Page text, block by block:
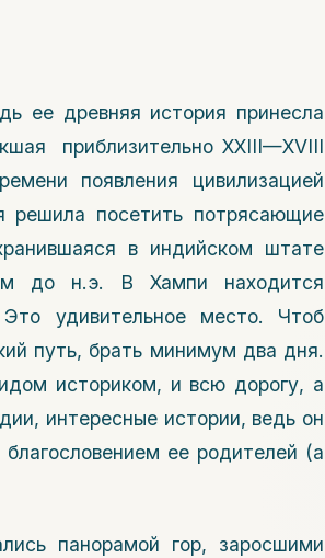
ее древняя история принесла
приблизительно XXIII—XVIII
появления цивилизацией
решила посетить потрясающие
в индийском штате
до н.э. В Хампи находится
удивительное место. Чтоб
путь, брать минимум два дня.
историком, и всю дорогу, а
интересные истории, ведь он
ее родителей (а
панорамой гор, заросшими